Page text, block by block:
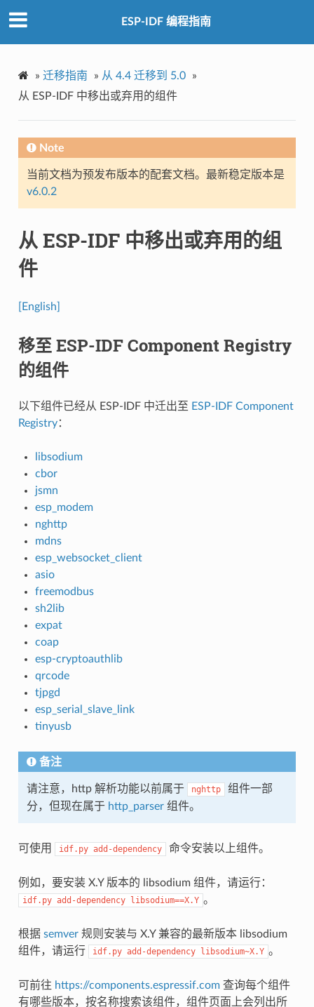
ESP-IDF 编程指南
» 迁移指南 » 从 4.4 迁移到 5.0
»
从 ESP-IDF 中移出或弃用的组件
Note
当前文档为预发布版本的配套文档。最新稳定版本是
v6.0.2
从 ESP-IDF 中移出或弃用的组
件
[English]
移至 ESP-IDF Component Registry
的组件
以下组件已经从 ESP-IDF 中迁出至 ESP-IDF Component
Registry：
libsodium
cbor
jsmn
esp_modem
nghttp
mdns
esp_websocket_client
asio
freemodbus
sh2lib
expat
coap
esp-cryptoauthlib
qrcode
tjpgd
esp_serial_slave_link
tinyusb
备注
请注意，http 解析功能以前属于 nghttp
组件一部
分，但现在属于 http_parser 组件。
可使用 idf.py add-dependency 命令安装以上组件。
例如，要安装 X.Y 版本的 libsodium 组件，请运行：
idf.py add-dependency libsodium==X.Y 。
根据 semver规则安装与 X.Y 兼容的最新版本 libsodium
组件，请运行
idf.py add-dependency libsodium~X.Y 。
可前往 https://components.espressif.com查询每个组件
有哪些版本，按名称搜索该组件，组件页面上会列出所